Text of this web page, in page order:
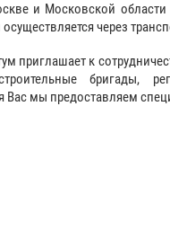
и Московской
через
приглашает к
бригады,
мы предоставляем